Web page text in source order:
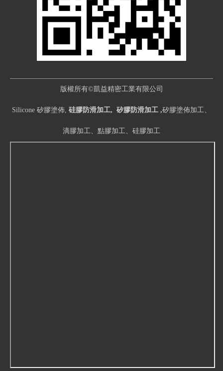
版權所有©凱益精密工業有限公司
Silicone 矽膠塗佈, 硅膠防滑加工, 矽膠防滑加工 ,矽膠塗佈加工、
滴膠加工、點膠加工、硅膠加工